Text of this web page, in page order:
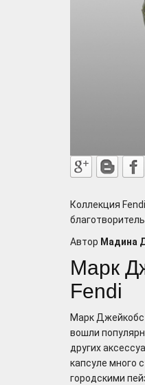
Коллекция
Автор Мадина
Марк
Fendi
Марк Джейкобс
вошли
других
капсуле много
городскими